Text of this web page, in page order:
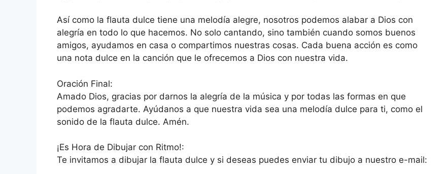
Así como la flauta dulce tiene una melodía alegre, nosotros podemos alabar a Dios con
alegría en todo lo que hacemos. No solo cantando, sino también cuando somos buenos
amigos, ayudamos en casa o compartimos nuestras cosas. Cada buena acción es como
una nota dulce en la canción que le ofrecemos a Dios con nuestra vida.
Oración Final:
Amado Dios, gracias por darnos la alegría de la música y por todas las formas en que
podemos agradarte. Ayúdanos a que nuestra vida sea una melodía dulce para ti, como el
sonido de la flauta dulce. Amén.
¡Es Hora de Dibujar con Ritmo!:
Te invitamos a dibujar la flauta dulce y si deseas puedes enviar tu dibujo a nuestro e-mail: